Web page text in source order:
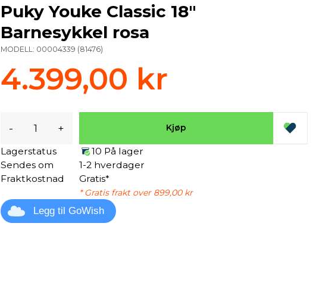
Puky Youke Classic 18"
Barnesykkel rosa
MODELL: 00004339 (81476)
4.399,00 kr
- + Kjøp
Lagerstatus
10 På lager
Sendes om
1-2 hverdager
Fraktkostnad
Gratis*
* Gratis frakt over 899,00 kr
Legg til GoWish